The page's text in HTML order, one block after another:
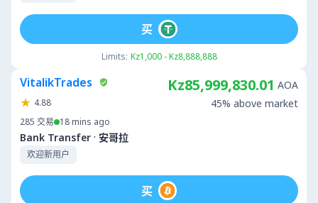
Limits: Kz1,000 - Kz8,888,888
买
VitalikTrades
4.88
285 交易 18 mins ago
Bank Transfer · 安哥拉
欢迎新用户
Kz85,999,830.01 AOA
45% above market
买